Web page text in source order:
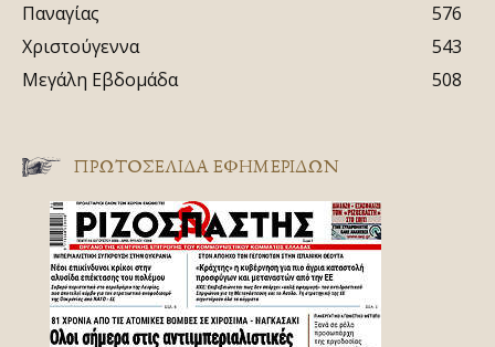
Παναγίας
576
Χριστούγεννα
543
Μεγάλη Εβδομάδα
508
ΠΡΩΤΟΣΈΛΙΔΑ ΕΦΗΜΕΡΊΔΩΝ